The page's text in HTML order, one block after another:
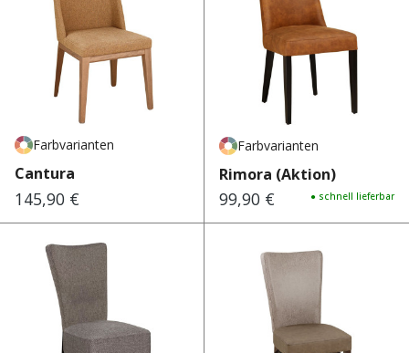
Farbvarianten
Cantura
Regulärer Preis:
145,90 €
Farbvarianten
Rimora (Aktion)
Regulärer Preis:
99,90 € ● schnell lieferbar